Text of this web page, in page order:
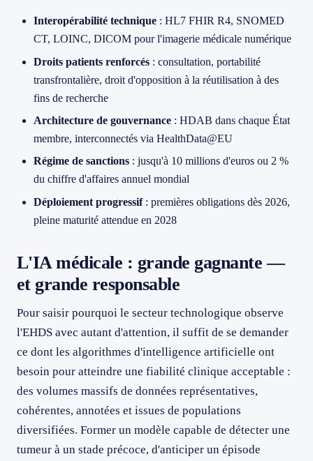
Interopérabilité technique : HL7 FHIR R4, SNOMED
CT, LOINC, DICOM pour l'imagerie médicale numérique
Droits patients renforcés : consultation, portabilité
transfrontalière, droit d'opposition à la réutilisation à des
fins de recherche
Architecture de gouvernance : HDAB dans chaque État
membre, interconnectés via HealthData@EU
Régime de sanctions : jusqu'à 10 millions d'euros ou 2 %
du chiffre d'affaires annuel mondial
Déploiement progressif: premières obligations dès 2026,
pleine maturité attendue en 2028
L'IA médicale : grande gagnante —
et grande responsable
Pour saisir pourquoi le secteur technologique observe
l'EHDS avec autant d'attention, il suffit de se demander
ce dont les algorithmes d'intelligence artificielle ont
besoin pour atteindre une fiabilité clinique acceptable :
des volumes massifs de données représentatives,
cohérentes, annotées et issues de populations
diversifiées. Former un modèle capable de détecter une
tumeur à un stade précoce, d'anticiper un épisode